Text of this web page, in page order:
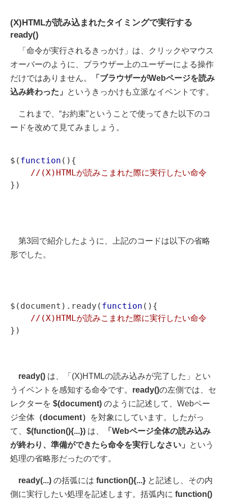
(X)HTMLが読み込まれたタイミングで実行する
ready()
「命令が実行されるきっかけ」は、クリックやマウス
オーバーのように、ブラウザー上のユーザーによる操作
だけではありません。
「ブラウザーがWebページを読み
込み終わった」
というきっかけも立派なイベントです。
これまで、“お約束”ということで使ってきた以下のコ
ードを改めて見てみましょう。
$( function (){
//(X)HTMLが読みこまれた際に実行したい命令
第3回で紹介したように、上記のコードは以下の省略
形でした。
$(document).ready( function (){
//(X)HTMLが読みこまれた際に実行したい命令
ready() は、「(X)HTMLの読み込みが完了した」とい
うイベントを感知する命令です。 ready()の左側では、セ
レクターを $(document) のように記述して、Webペー
ジ全体 （document）
を対象にしています。したがっ
て、 $(function(){...}) は、
「Webページ全体の読み込み
が終わり、準備ができたら命令を実行しなさい」
という
処理の省略形だったのです。
ready(...) の括弧には function(){...} と記述し、その内
側に実行したい処理を記述します。括弧内に function()